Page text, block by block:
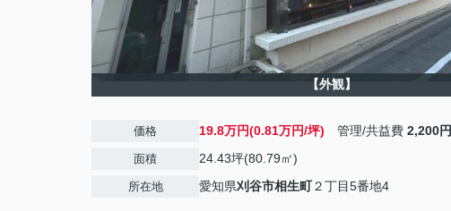
【外観】
価格 19.8万円(0.81万円/坪) 管理/共益費 2,200円
面積 24.43坪(80.79㎡)
所在地 愛知県刈谷市相生町２丁目5番地4